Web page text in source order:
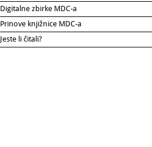
Digitalne zbirke MDC-a
Prinove knjižnice MDC-a
Jeste li čitali?